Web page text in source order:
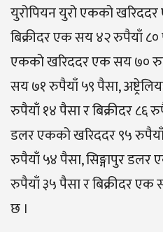
युरोपियन युरो एकको
बिक्रीदर एक सय ४२ रुपैयाँ ८०
एकको खरिददर एक सय ७०
सय ७१ रुपैयाँ ५९ पैसा,
रुपैयाँ १४ पैसा र बिक्रीदर ८६
डलर एकको खरिददर ९५ रुपैयाँ
रुपैयाँ ५४ पैसा, सिङ्गापुर
रुपैयाँ ३५ पैसा र बिक्रीदर
छ ।